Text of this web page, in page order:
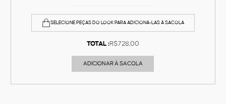
SELECIONE PEÇAS DO LOOK PARA ADICIONÁ-LAS À SACOLA
TOTAL :R$728,00
ADICIONAR À SACOLA